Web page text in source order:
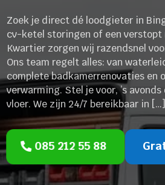
Zoek je direct dé loodgieter in
cv-ketel storingen of een verstopt
Kwartier zorgen wij razendsnel
Ons team regelt alles: van
complete badkamerrenovaties en
verwarming. Stel je voor, ’s
vloer. We zijn 24/7 bereikbaar in […]
085 212 55 88